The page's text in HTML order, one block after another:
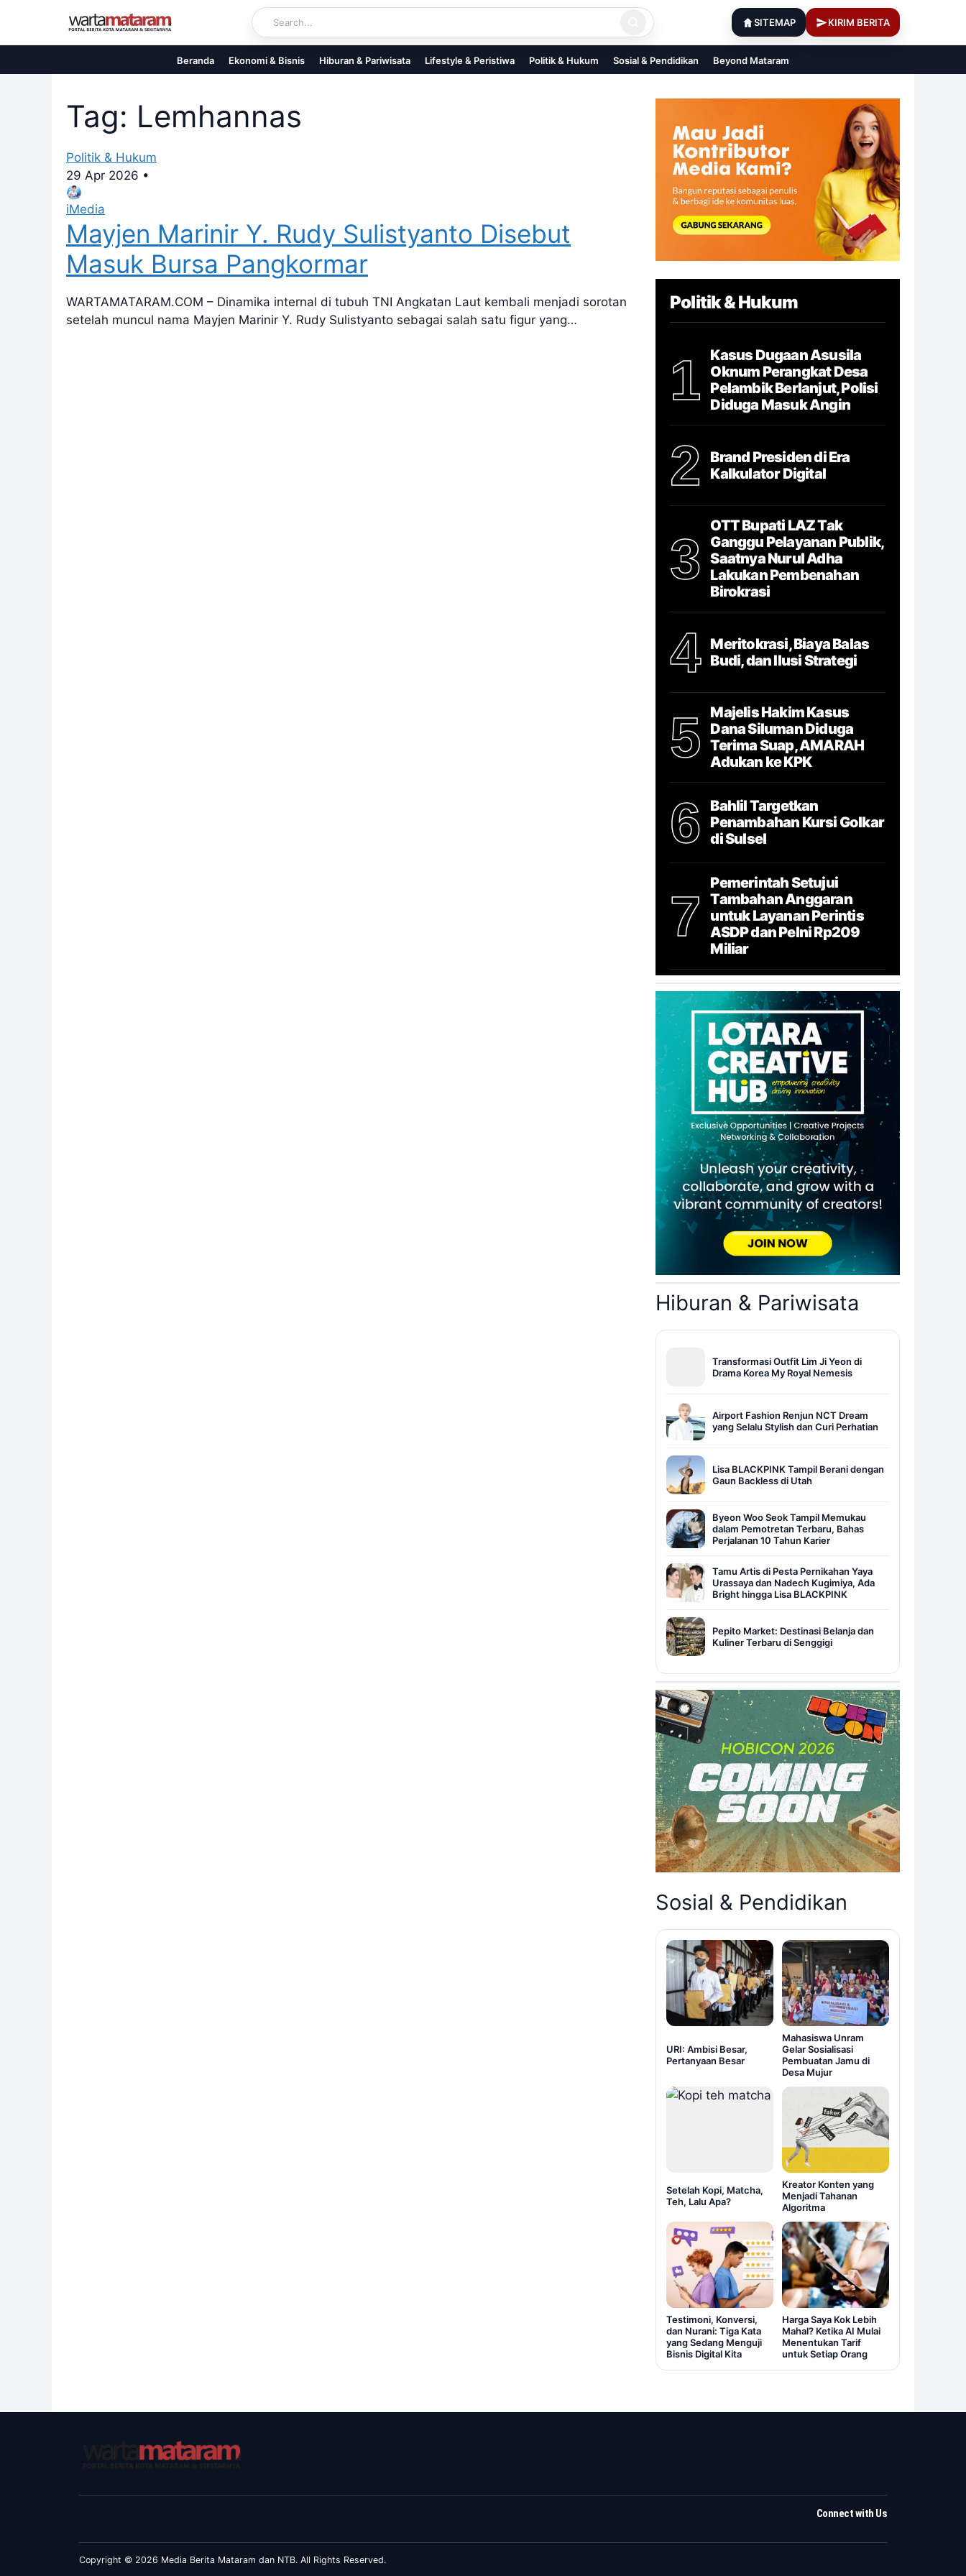
content
SITEMAP KIRIM BERITA
Beranda Ekonomi & Bisnis Hiburan & Pariwisata Lifestyle & Peristiwa Politik & Hukum Sosial & Pendidikan Beyond Mataram
Tag: Lemhannas
Politik & Hukum
29 Apr 2026 •
iMedia
Mayjen Marinir Y. Rudy Sulistyanto Disebut
Masuk Bursa Pangkormar
WARTAMATARAM.COM – Dinamika internal di tubuh TNI Angkatan Laut kembali menjadi sorotan
setelah muncul nama Mayjen Marinir Y. Rudy Sulistyanto sebagai salah satu figur yang…
Politik & Hukum
1
Kasus Dugaan Asusila
Oknum Perangkat Desa
Pelambik Berlanjut, Polisi
Diduga Masuk Angin
2
Brand Presiden di Era
Kalkulator Digital
3
OTT Bupati LAZ Tak
Ganggu Pelayanan Publik,
Saatnya Nurul Adha
Lakukan Pembenahan
Birokrasi
4
Meritokrasi, Biaya Balas
Budi, dan Ilusi Strategi
5
Majelis Hakim Kasus
Dana Siluman Diduga
Terima Suap, AMARAH
Adukan ke KPK
6
Bahlil Targetkan
Penambahan Kursi Golkar
di Sulsel
7
Pemerintah Setujui
Tambahan Anggaran
untuk Layanan Perintis
ASDP dan Pelni Rp209
Miliar
Hiburan & Pariwisata
Transformasi Outfit Lim Ji Yeon di
Drama Korea My Royal Nemesis
Airport Fashion Renjun NCT Dream
yang Selalu Stylish dan Curi Perhatian
Lisa BLACKPINK Tampil Berani dengan
Gaun Backless di Utah
Byeon Woo Seok Tampil Memukau
dalam Pemotretan Terbaru, Bahas
Perjalanan 10 Tahun Karier
Tamu Artis di Pesta Pernikahan Yaya
Urassaya dan Nadech Kugimiya, Ada
Bright hingga Lisa BLACKPINK
Pepito Market: Destinasi Belanja dan
Kuliner Terbaru di Senggigi
Sosial & Pendidikan
URI: Ambisi Besar,
Pertanyaan Besar
Mahasiswa Unram
Gelar Sosialisasi
Pembuatan Jamu di
Desa Mujur
Setelah Kopi, Matcha,
Teh, Lalu Apa?
Kreator Konten yang
Menjadi Tahanan
Algoritma
Testimoni, Konversi,
dan Nurani: Tiga Kata
yang Sedang Menguji
Bisnis Digital Kita
Harga Saya Kok Lebih
Mahal? Ketika AI Mulai
Menentukan Tarif
untuk Setiap Orang
Connect with Us
Copyright © 2026 Media Berita Mataram dan NTB. All Rights Reserved.